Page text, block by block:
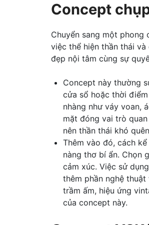
Concept
Chuyển sang một phong
việc thể hiện thần thái
đẹp nội tâm cùng sự
Concept này thường
cửa sổ hoặc thời
nhàng như váy voan,
mặt đóng vai trò
nên thần thái khó
Thêm vào đó, cách
nàng thơ bí ẩn. Chọn
cảm xúc. Việc sử
thêm phần nghệ
trầm ấm, hiệu ứng
của concept này.